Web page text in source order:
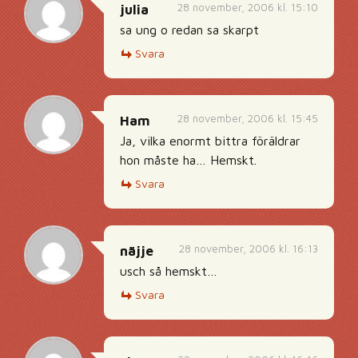
28 november, 2006 kl. 15:10
julia
sa ung o redan sa skarpt
Svara
28 november, 2006 kl. 15:45
Ham
Ja, vilka enormt bittra föräldrar
hon måste ha… Hemskt.
Svara
28 november, 2006 kl. 16:13
näjje
usch så hemskt…
Svara